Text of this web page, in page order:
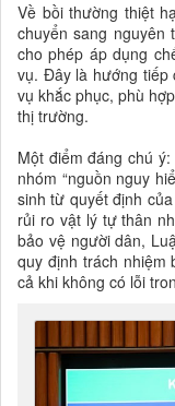
Về bồi thường thiệt
chuyển sang
cho phép áp dụng
vụ. Đây là hướng tiếp
vụ khắc phục, phù
thị trường.
Một điểm đáng chú
nhóm “nguồn nguy
sinh từ quyết định
rủi ro vật lý tự thân
bảo vệ người dân,
quy định trách nhiệm
cả khi không có lỗi